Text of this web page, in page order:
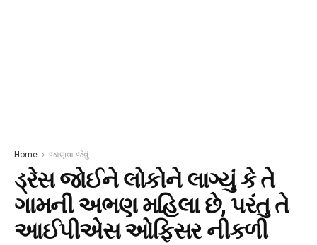
Home જાણવા જેવું
ડ્રેસ જોઈને લોકોને લાગ્યું કે તે
ગામની અભણ મહિલા છે, પરંતુ તે
આઈપીએસ ઓફિસર નીકળી